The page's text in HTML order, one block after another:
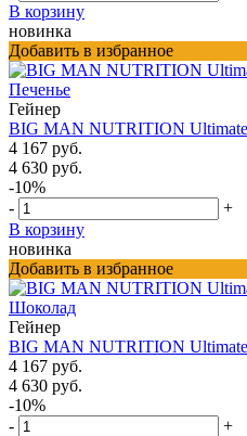
В корзину
новинка
Добавить в избранное
Гейнер
BIG MAN NUTRITION
4 167 руб.
4 630 руб.
-10%
-
+
В корзину
новинка
Добавить в избранное
Гейнер
BIG MAN NUTRITION
4 167 руб.
4 630 руб.
-10%
-
+